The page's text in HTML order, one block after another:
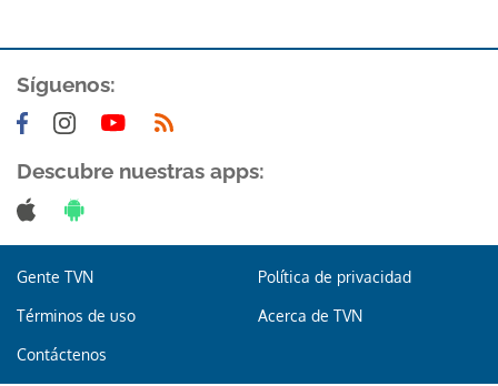
Síguenos:
Descubre nuestras apps:
Gente TVN Política de privacidad
Términos de uso Acerca de TVN
Contáctenos